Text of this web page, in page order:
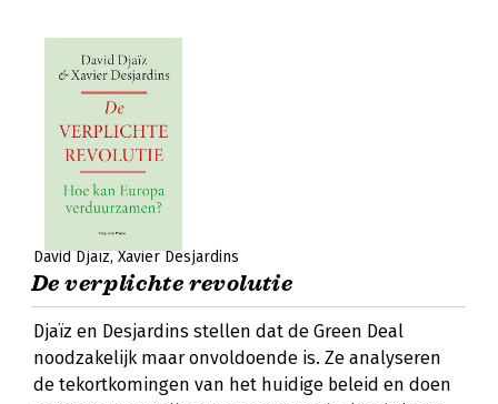
David Djaïz Xavier Desjardins
De verplichte revolutie
Djaïz en Desjardins stellen dat de Green Deal
noodzakelijk maar onvoldoende is. Ze analyseren
de tekortkomingen van het huidige beleid en doen